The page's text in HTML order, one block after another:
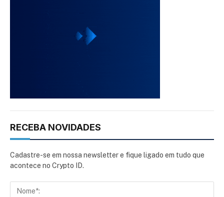
RECEBA NOVIDADES
Cadastre-se em nossa newsletter e fique ligado em tudo que
acontece no Crypto ID.